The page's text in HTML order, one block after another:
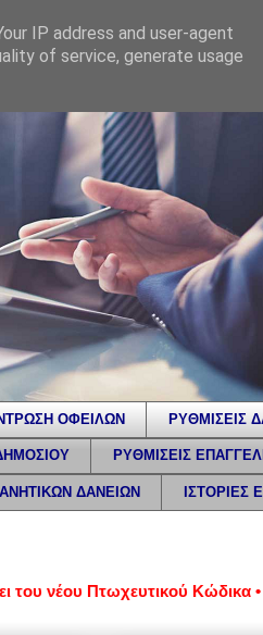
ΟΦΕΙΛΩΝ ΡΥΘΜΙΣΕΙΣ
ΡΥΘΜΙΣΕΙΣ
ΔΑΝΕΙΩΝ ΙΣΤΟΡΙΕΣ
Πτωχευτικού Κώδικα •
IP address and user-agent
of service, generate usage